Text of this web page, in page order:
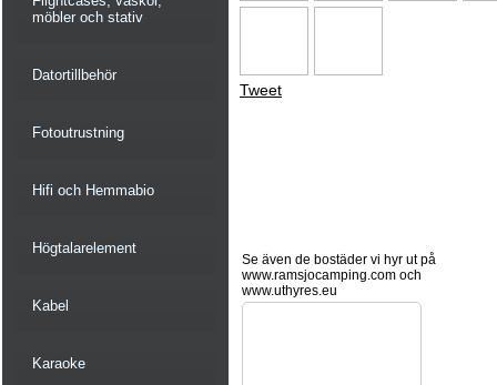
möbler och stativ
Datortillbehör
Fotoutrustning
Hifi och Hemmabio
Högtalarelement
Kabel
Karaoke
Tweet
Se även de bostäder vi hyr ut på
www.ramsjocamping.com och
www.uthyres.eu